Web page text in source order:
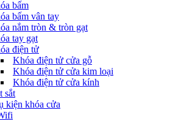
bấm
bấm vân tay
nắm tròn & tròn gạt
tay gạt
điện tử
Khóa điện tử cửa gỗ
Khóa điện tử cửa kim loại
Khóa điện tử cửa kính
sắt
kiện khóa cửa